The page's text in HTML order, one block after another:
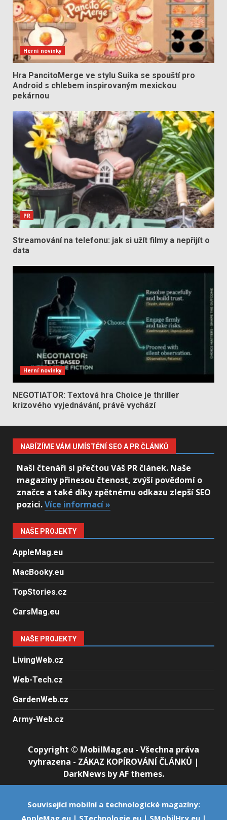
Herní novinky
Hra PancitoMerge ve stylu Suika se spouští pro
Android s chlebem inspirovaným mexickou
pekárnou
PR
Streamování na telefonu: jak si užít filmy a nepřijít o
data
Herní novinky
NEGOTIATOR: Textová hra Choice je thriller
krizového vyjednávání, právě vychází
NABÍZÍME VÁM UMÍSTĚNÍ SEO A PR ČLÁNKŮ
Naši čtenáři si přečtou Váš PR článek. Naše
magazíny přinesou čtenost, zvýší povědomí o
značce a také díky zpětnému odkazu zlepší SEO
pozici.Více informací »
NAŠE PROJEKTY
AppleMag.eu
MacBooky.eu
TopStories.cz
CarsMag.eu
NAŠE PROJEKTY
LivingWeb.cz
Web-Tech.cz
GardenWeb.cz
Army-Web.cz
Copyright © MobilMag.eu - Všechna práva
vyhrazena - ZÁKAZ KOPÍROVÁNÍ ČLÁNKŮ |
DarkNewsby AF themes.
Související mobilní a technologické magazíny:
AppleMag.eu | STechnologie.eu | SMobilHry.eu |